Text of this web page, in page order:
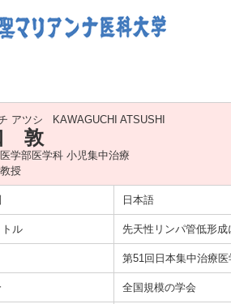
アツシ KAWAGUCHI ATSUSHI
敦
医学部医学科 小児集中治療
教授
日本語
ル 先天性リンパ管低形
第51回日本集中治療
全国規模の学会